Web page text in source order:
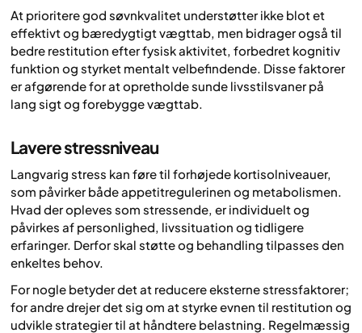
At prioritere god søvnkvalitet understøtter ikke blot et
effektivt og bæredygtigt vægttab, men bidrager også til
bedre restitution efter fysisk aktivitet, forbedret kognitiv
funktion og styrket mentalt velbefindende. Disse faktorer
er afgørende for at opretholde sunde livsstilsvaner på
lang sigt og forebygge vægttab.
Lavere stressniveau
Langvarig stress kan føre til forhøjede kortisolniveauer,
som påvirker både appetitregulerinen og metabolismen.
Hvad der opleves som stressende, er individuelt og
påvirkes af personlighed, livssituation og tidligere
erfaringer. Derfor skal støtte og behandling tilpasses den
enkeltes behov.
For nogle betyder det at reducere eksterne stressfaktorer;
for andre drejer det sig om at styrke evnen til restitution og
udvikle strategier til at håndtere belastning. Regelmæssig